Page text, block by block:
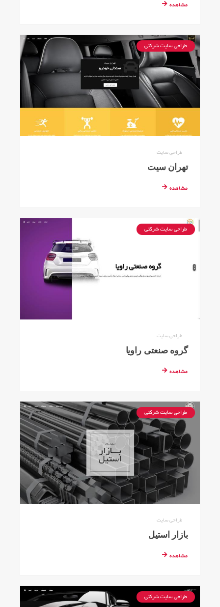
مشاهده
طراحی سایت شرکتی
طراحی سایت
تهران سیت
مشاهده
طراحی سایت شرکتی
طراحی سایت
گروه صنعتی راویا
مشاهده
طراحی سایت شرکتی
طراحی سایت
بازار استیل
مشاهده
طراحی سایت شرکتی